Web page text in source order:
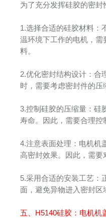
为了充分发挥硅胶的密封
1.选择合适的硅胶材料：
温环境下工作的电机，
料。
2.优化密封结构设计：合
时，需要考虑密封件的压
3.控制硅胶的压缩量：硅
寿命。因此，需要合理控
4.注意表面处理：电机机
高密封效果。因此，需要
5.采用合适的安装工艺：
面，避免异物进入密封区
五、 H5140硅胶 ：电机机